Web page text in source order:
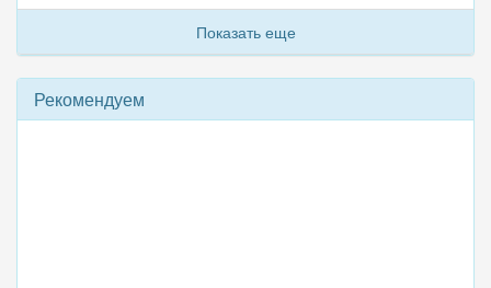
Показать еще
Рекомендуем